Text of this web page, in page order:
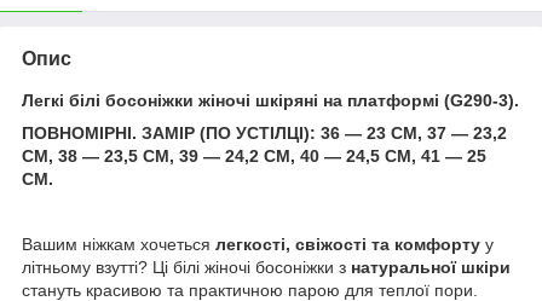
Опис
Легкі білі босоніжки жіночі шкіряні на платформі (G290-3).
ПОВНОМІРНІ. ЗАМІР (ПО УСТІЛЦІ): 36 — 23 СМ, 37 — 23,2
СМ, 38 — 23,5 СМ, 39 — 24,2 СМ, 40 — 24,5 СМ, 41 — 25
СМ.
Вашим ніжкам хочеться легкості, свіжості та комфорту у
літньому взутті? Ці білі жіночі босоніжки з натуральної шкіри
стануть красивою та практичною парою для теплої пори.